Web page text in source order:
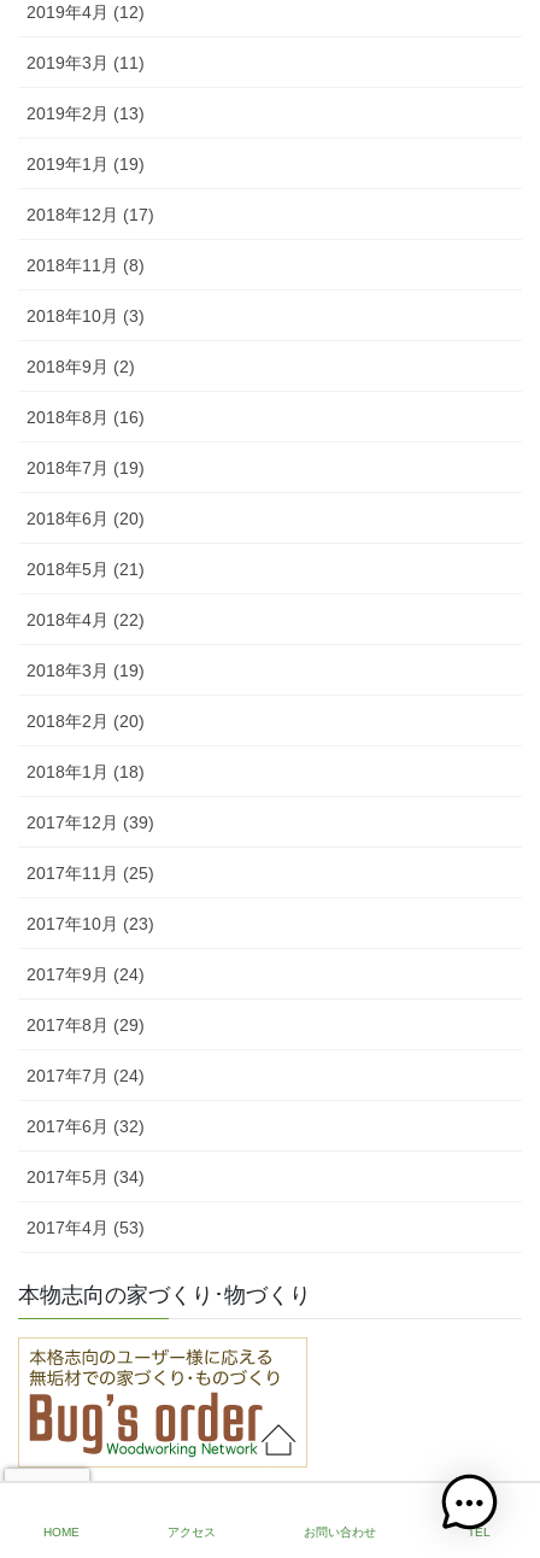
2019年4月 (12)
2019年3月 (11)
2019年2月 (13)
2019年1月 (19)
2018年12月 (17)
2018年11月 (8)
2018年10月 (3)
2018年9月 (2)
2018年8月 (16)
2018年7月 (19)
2018年6月 (20)
2018年5月 (21)
2018年4月 (22)
2018年3月 (19)
2018年2月 (20)
2018年1月 (18)
2017年12月 (39)
2017年11月 (25)
2017年10月 (23)
2017年9月 (24)
2017年8月 (29)
2017年7月 (24)
2017年6月 (32)
2017年5月 (34)
2017年4月 (53)
本物志向の家づくり･物づくり
HOME アクセス お問い合わせ TEL